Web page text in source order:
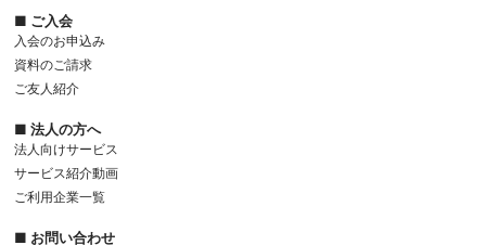
■ ご入会
入会のお申込み
資料のご請求
ご友人紹介
■ 法人の方へ
法人向けサービス
サービス紹介動画
ご利用企業一覧
■ お問い合わせ